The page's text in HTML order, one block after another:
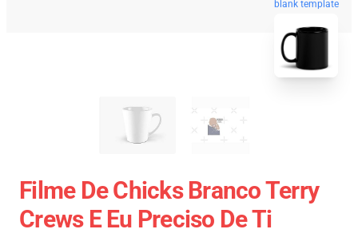
blank template
Filme De Chicks Branco Terry
Crews E Eu Preciso De Ti